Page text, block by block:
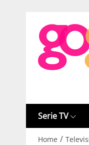
Serie TV
Home /